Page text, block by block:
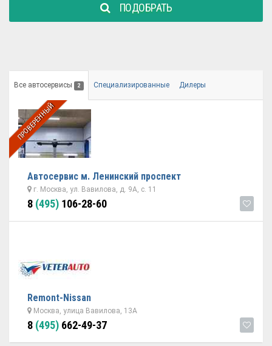
ПОДОБРАТЬ
Все автосервисы 2 Специализированные Дилеры
ПРОВЕРЕННЫЙ
Автосервис м. Ленинский проспект
г. Москва, ул. Вавилова, д. 9А, с. 11
8 (495) 106-28-60
Remont-Nissan
Москва, улица Вавилова, 13А
8 (495) 662-49-37